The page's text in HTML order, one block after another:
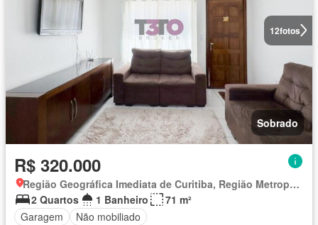
12fotos
Sobrado
R$ 320.000
Região Geográfica Imediata de Curitiba, Região Metropolitana de Curitiba
2 Quartos
1 Banheiro
71 m²
Garagem
Não mobiliado